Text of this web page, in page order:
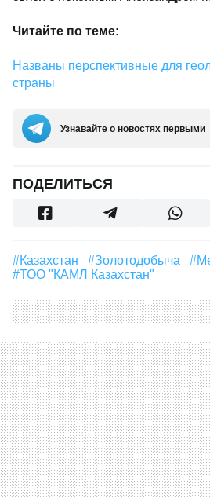
Читайте по теме:
Названы перспективные для
страны
Узнавайте о новостях первыми
ПОДЕЛИТЬСЯ
#Казахстан #Золотодобыча
#ТОО "КАМЛ Казахстан"